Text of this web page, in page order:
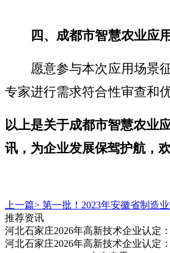
四、成都市智慧农业应
愿意参与本次应用场景征
专家进行需求符合性审查和
以上是关于成都市智慧农业
讯，为企业发展保驾护航，
上一篇> 第一批！2023年安徽省制造
推荐资讯
河北石家庄2026年高新技术企业认定
河北石家庄2026年高新技术企业认定